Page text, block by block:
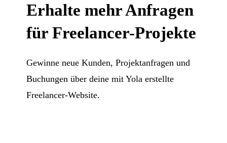
Erhalte mehr Anfragen
für Freelancer-Projekte
Gewinne neue Kunden, Projektanfragen und
Buchungen über deine mit Yola erstellte
Freelancer-Website.